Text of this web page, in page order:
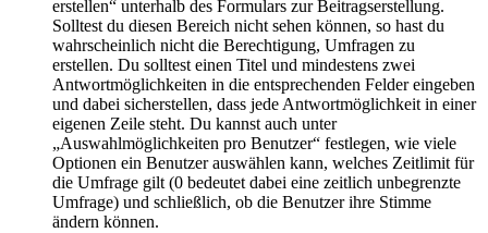
erstellen“ unterhalb des Formulars zur Beitragserstellung.
Solltest du diesen Bereich nicht sehen können, so hast du
wahrscheinlich nicht die Berechtigung, Umfragen zu
erstellen. Du solltest einen Titel und mindestens zwei
Antwortmöglichkeiten in die entsprechenden Felder eingeben
und dabei sicherstellen, dass jede Antwortmöglichkeit in einer
eigenen Zeile steht. Du kannst auch unter
„Auswahlmöglichkeiten pro Benutzer“ festlegen, wie viele
Optionen ein Benutzer auswählen kann, welches Zeitlimit für
die Umfrage gilt (0 bedeutet dabei eine zeitlich unbegrenzte
Umfrage) und schließlich, ob die Benutzer ihre Stimme
ändern können.